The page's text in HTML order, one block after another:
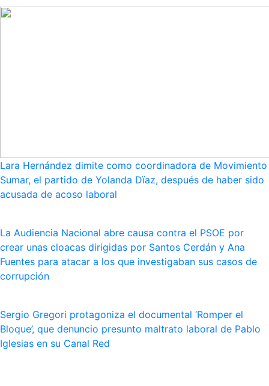
Lara Hernández dimite como coordinadora de Movimiento
Sumar, el partido de Yolanda Dïaz, después de haber sido
acusada de acoso laboral
La Audiencia Nacional abre causa contra el PSOE por
crear unas cloacas dirigidas por Santos Cerdán y Ana
Fuentes para atacar a los que investigaban sus casos de
corrupción
Sergio Gregori protagoniza el documental ‘Romper el
Bloque’, que denuncio presunto maltrato laboral de Pablo
Iglesias en su Canal Red